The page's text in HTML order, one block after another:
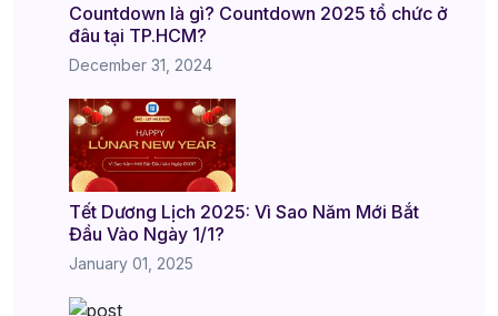
Countdown là gì? Countdown 2025 tổ chức ở
đâu tại TP.HCM?
December 31, 2024
Tết Dương Lịch 2025: Vì Sao Năm Mới Bắt
Đầu Vào Ngày 1/1?
January 01, 2025